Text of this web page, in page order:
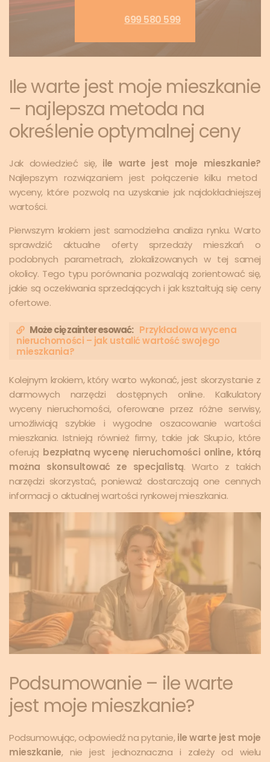
699 580 599
Ile warte jest moje mieszkanie
– najlepsza metoda na
określenie optymalnej ceny
Jak dowiedzieć się, ile warte jest moje mieszkanie?
Najlepszym rozwiązaniem jest połączenie kilku metod
wyceny, które pozwolą na uzyskanie jak najdokładniejszej
wartości.
Pierwszym krokiem jest samodzielna analiza rynku. Warto
sprawdzić aktualne oferty sprzedaży mieszkań o
podobnych parametrach, zlokalizowanych w tej samej
okolicy. Tego typu porównania pozwalają zorientować się,
jakie są oczekiwania sprzedających i jak kształtują się ceny
ofertowe.
Może cię zainteresować: Przykładowa wycena
nieruchomości – jak ustalić wartość swojego
mieszkania?
Kolejnym krokiem, który warto wykonać, jest skorzystanie z
darmowych narzędzi dostępnych online. Kalkulatory
wyceny nieruchomości, oferowane przez różne serwisy,
umożliwiają szybkie i wygodne oszacowanie wartości
mieszkania. Istnieją również firmy, takie jak Skup.io, które
oferują bezpłatną wycenę nieruchomości online, którą
można skonsultować ze specjalistą. Warto z takich
narzędzi skorzystać, ponieważ dostarczają one cennych
informacji o aktualnej wartości rynkowej mieszkania.
Podsumowanie – ile warte
jest moje mieszkanie?
Podsumowując, odpowiedź na pytanie,ile warte jest moje
mieszkanie, nie jest jednoznaczna i zależy od wielu